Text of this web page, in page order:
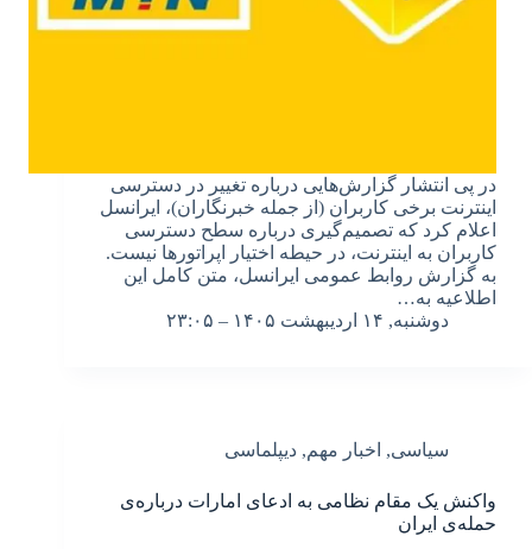
در پی انتشار گزارش‌هایی درباره تغییر در دسترسی
اینترنت برخی کاربران (از جمله خبرنگاران)، ایرانسل
اعلام کرد که تصمیم‌گیری درباره سطح دسترسی
کاربران به اینترنت، در حیطه اختیار اپراتورها نیست.
به گزارش روابط عمومی ایرانسل، متن کامل این
اطلاعیه به…
دوشنبه, ۱۴ اردیبهشت ۱۴۰۵ – ۲۳:۰۵
سیاسی, اخبار مهم, دیپلماسی
واکنش یک مقام نظامی به ادعای امارات درباره‌ی
حمله‌ی ایران